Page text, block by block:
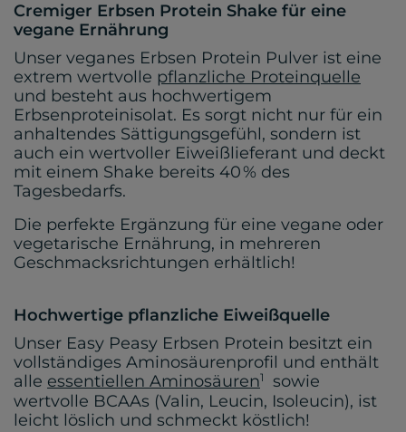
Cremiger Erbsen Protein Shake für eine
vegane Ernährung
Unser veganes Erbsen Protein Pulver ist eine
extrem wertvolle pflanzliche Proteinquelle
und besteht aus hochwertigem
Erbsenproteinisolat. Es sorgt nicht nur für ein
anhaltendes Sättigungsgefühl, sondern ist
auch ein wertvoller Eiweißlieferant und deckt
mit einem Shake bereits 40 % des
Tagesbedarfs.
Die perfekte Ergänzung für eine vegane oder
vegetarische Ernährung, in mehreren
Geschmacksrichtungen erhältlich!
Hochwertige pflanzliche Eiweißquelle
Unser Easy Peasy Erbsen Protein besitzt ein
vollständiges Aminosäurenprofil und enthält
alle essentiellen Aminosäuren1
sowie
wertvolle BCAAs (Valin, Leucin, Isoleucin), ist
leicht löslich und schmeckt köstlich!